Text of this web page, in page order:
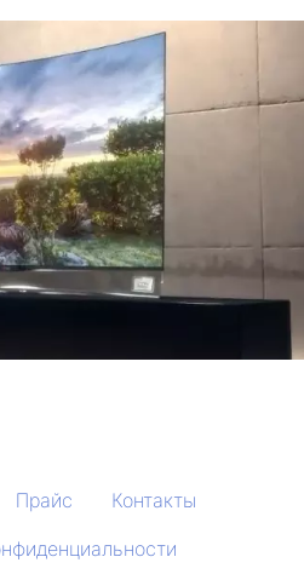
Прайс
Контакты